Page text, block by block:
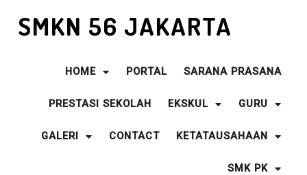
SMKN 56 JAKARTA
HOME PORTAL SARANA PRASANA
PRESTASI SEKOLAH EKSKUL GURU
GALERI CONTACT KETATAUSAHAAN
SMK PK